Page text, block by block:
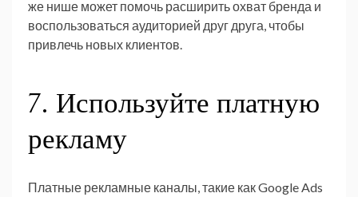
же нише может помочь расширить охват бренда и
воспользоваться аудиторией друг друга, чтобы
привлечь новых клиентов.
7. Используйте платную
рекламу
Платные рекламные каналы, такие как Google Ads